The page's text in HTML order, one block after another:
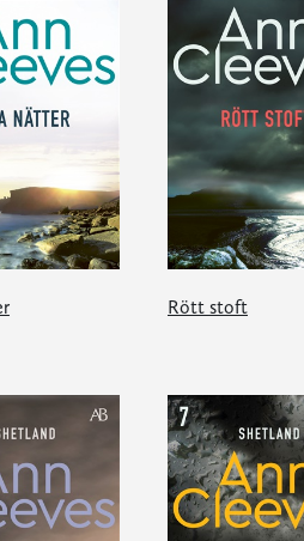
Rött stoft